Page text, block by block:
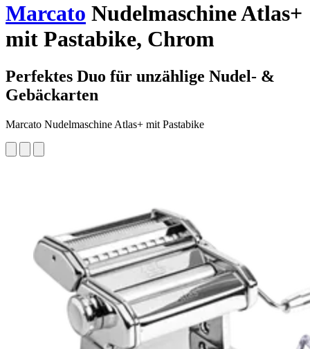
Marcato Nudelmaschine Atlas+
mit Pastabike, Chrom
Perfektes Duo für unzählige Nudel- &
Gebäckarten
Marcato Nudelmaschine Atlas+ mit Pastabike